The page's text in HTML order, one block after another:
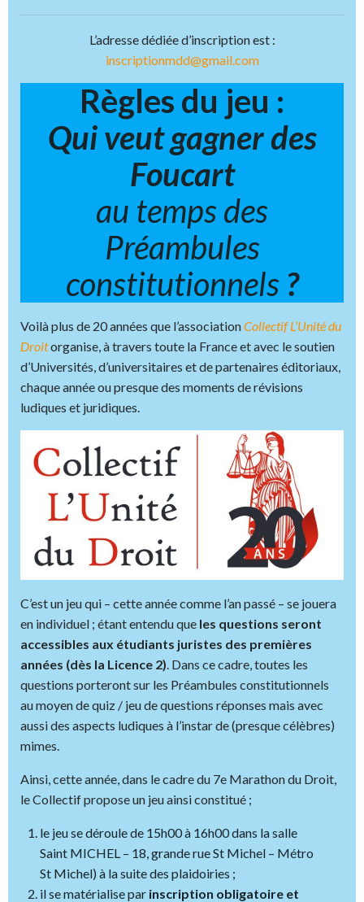
L’adresse dédiée d’inscription est :
inscriptionmdd@gmail.com
Règles du jeu :
Qui veut gagner des
Foucart
au temps des
Préambules
constitutionnels?
Voilà plus de 20 années que l’associationCollectif L’Unité du
Droitorganise, à travers toute la France et avec le soutien
d’Universités, d’universitaires et de partenaires éditoriaux,
chaque année ou presque des moments de révisions
ludiques et juridiques.
C’est un jeu qui – cette année comme l’an passé – se jouera
en individuel ; étant entendu que les questions seront
accessibles aux étudiants juristes des premières
années (dès la Licence 2) . Dans ce cadre, toutes les
questions porteront sur les Préambules constitutionnels
au moyen de quiz / jeu de questions réponses mais avec
aussi des aspects ludiques à l’instar de (presque célèbres)
mimes.
Ainsi, cette année, dans le cadre du 7e Marathon du Droit,
le Collectif propose un jeu ainsi constitué ;
le jeu se déroule de 15h00 à 16h00 dans la salle
Saint MICHEL – 18, grande rue St Michel – Métro
St Michel) à la suite des plaidoiries ;
il se matérialise par inscription obligatoire et